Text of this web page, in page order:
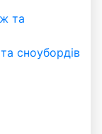
сноубордів